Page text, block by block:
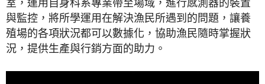
與監控，將所學運用在解決漁民所遇到的問題，讓養
殖場的各項狀況都可以數據化，協助漁民隨時掌握狀
況，提供生產與行銷方面的助力。